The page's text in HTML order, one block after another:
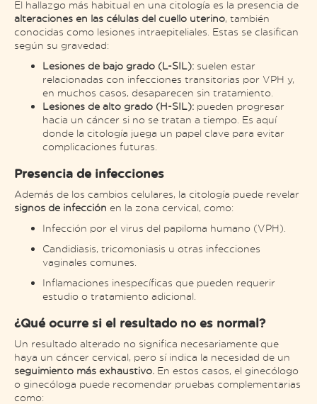
El hallazgo más habitual en una citología es la presencia de
alteraciones en las células del cuello uterino, también
conocidas como lesiones intraepiteliales. Estas se clasifican
según su gravedad:
Lesiones de bajo grado (L-SIL): suelen estar
relacionadas con infecciones transitorias por VPH y,
en muchos casos, desaparecen sin tratamiento.
Lesiones de alto grado (H-SIL): pueden progresar
hacia un cáncer si no se tratan a tiempo. Es aquí
donde la citología juega un papel clave para evitar
complicaciones futuras.
Presencia de infecciones
Además de los cambios celulares, la citología puede revelar
signos de infección en la zona cervical, como:
Infección por el virus del papiloma humano (VPH).
Candidiasis, tricomoniasis u otras infecciones
vaginales comunes.
Inflamaciones inespecíficas que pueden requerir
estudio o tratamiento adicional.
¿Qué ocurre si el resultado no es normal?
Un resultado alterado no significa necesariamente que
haya un cáncer cervical, pero sí indica la necesidad de un
seguimiento más exhaustivo. En estos casos, el ginecólogo
o ginecóloga puede recomendar pruebas complementarias
como: